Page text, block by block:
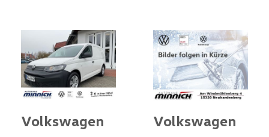
Volkswagen
Volkswagen